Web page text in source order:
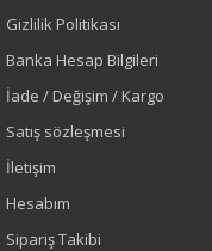
Sezon
Yaş Grubu
Gizlilik Politikası
Banka Hesap Bilgileri
İade / Değişim / Kargo
Satış sözleşmesi
İletişim
Hesabım
Sipariş Takibi